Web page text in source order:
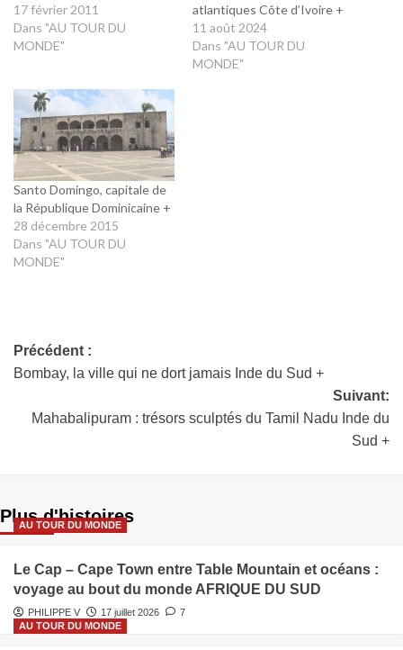
17 février 2011
Dans "AU TOUR DU
MONDE"
atlantiques Côte d’Ivoire +
11 août 2024
Dans "AU TOUR DU
MONDE"
Santo Domingo, capitale de
la République Dominicaine +
28 décembre 2015
Dans "AU TOUR DU
MONDE"
Précédent :
Bombay, la ville qui ne dort jamais Inde du Sud +
Suivant:
Mahabalipuram : trésors sculptés du Tamil Nadu Inde du
Sud +
Plus d'histoires
AU TOUR DU MONDE
Le Cap – Cape Town entre Table Mountain et océans :
voyage au bout du monde AFRIQUE DU SUD
PHILIPPE V 17 juillet 2026
7
AU TOUR DU MONDE